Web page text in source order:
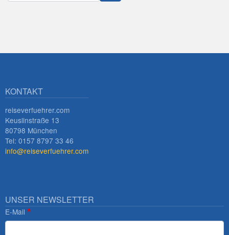
KONTAKT
reiseverfuehrer.com
Keuslinstraße 13
80798 München
Tel: 0157 8797 33 46
info@reiseverfuehrer.com
UNSER NEWSLETTER
E-Mail